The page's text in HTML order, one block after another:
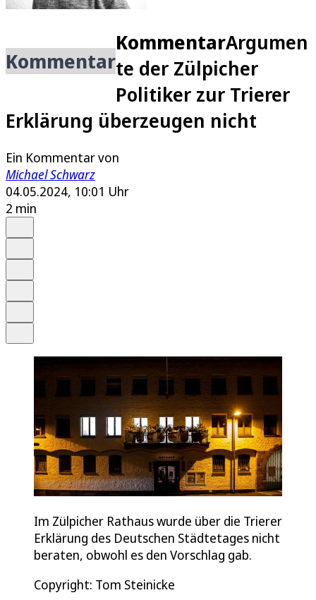
Kommentar
KommentarArgumen
te der Zülpicher
Politiker zur Trierer
Erklärung überzeugen nicht
Ein Kommentar von
Michael Schwarz
04.05.2024, 10:01 Uhr
2 min
Im Zülpicher Rathaus wurde über die Trierer
Erklärung des Deutschen Städtetages nicht
beraten, obwohl es den Vorschlag gab.
Copyright: Tom Steinicke